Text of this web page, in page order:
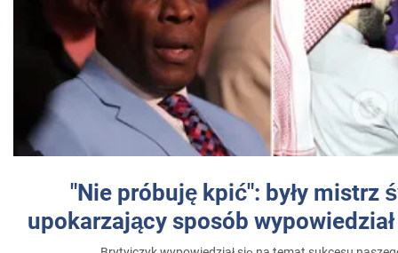
"Nie próbuję kpić": były mistrz
upokarzający sposób